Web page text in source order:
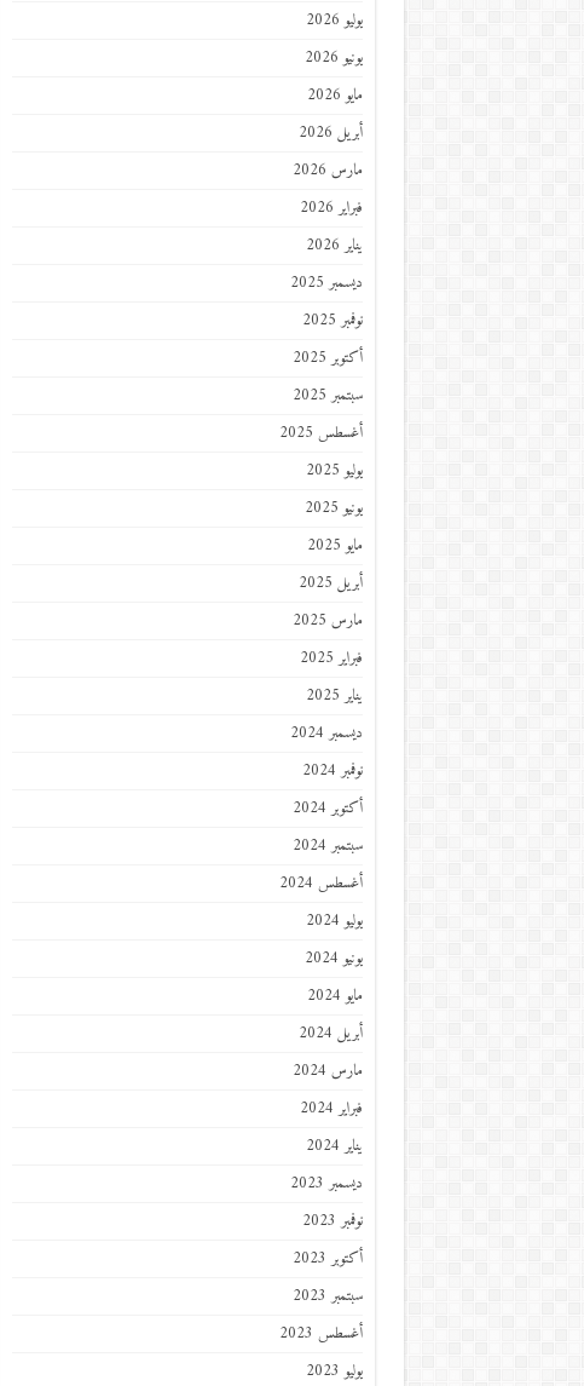
يوليو 2026
يونيو 2026
مايو 2026
أبريل 2026
مارس 2026
فبراير 2026
يناير 2026
ديسمبر 2025
نوفمبر 2025
أكتوبر 2025
سبتمبر 2025
أغسطس 2025
يوليو 2025
يونيو 2025
مايو 2025
أبريل 2025
مارس 2025
فبراير 2025
يناير 2025
ديسمبر 2024
نوفمبر 2024
أكتوبر 2024
سبتمبر 2024
أغسطس 2024
يوليو 2024
يونيو 2024
مايو 2024
أبريل 2024
مارس 2024
فبراير 2024
يناير 2024
ديسمبر 2023
نوفمبر 2023
أكتوبر 2023
سبتمبر 2023
أغسطس 2023
يوليو 2023